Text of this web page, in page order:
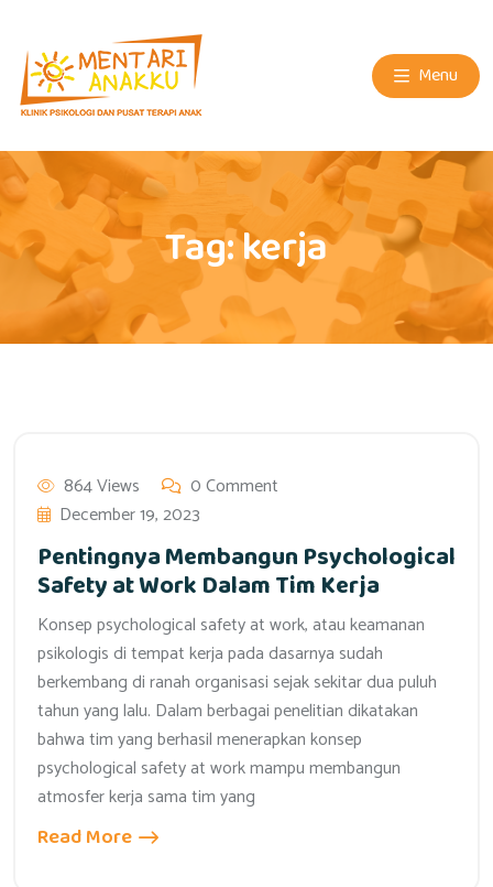
Menu
Tag:kerja
864 Views
0 Comment
December 19, 2023
Pentingnya Membangun Psychological
Safety at Work Dalam Tim Kerja
Konsep psychological safety at work, atau keamanan
psikologis di tempat kerja pada dasarnya sudah
berkembang di ranah organisasi sejak sekitar dua puluh
tahun yang lalu. Dalam berbagai penelitian dikatakan
bahwa tim yang berhasil menerapkan konsep
psychological safety at work mampu membangun
atmosfer kerja sama tim yang
Read More